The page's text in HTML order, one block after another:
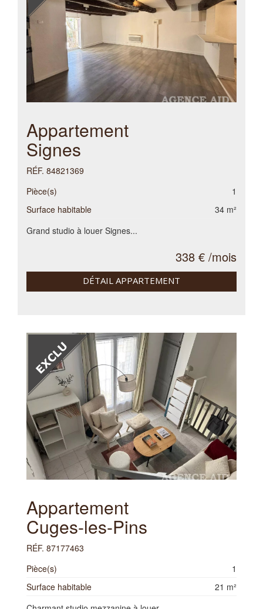
Appartement
Signes
RÉF. 84821369
Pièce(s)
1
Surface habitable
34 m²
Grand studio à louer Signes...
338 € /mois
DÉTAIL APPARTEMENT
Appartement
Cuges-les-Pins
RÉF. 87177463
Pièce(s)
1
Surface habitable
21 m²